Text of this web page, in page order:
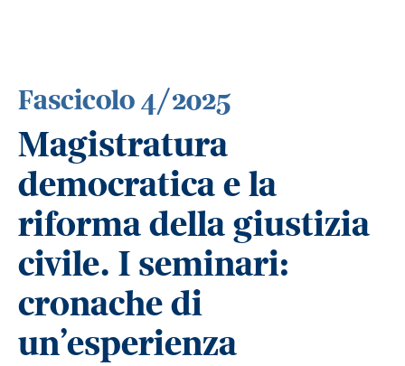
Fascicolo 4/2025
Magistratura
democratica e la
riforma della giustizia
civile. I seminari:
cronache di
un’esperienza